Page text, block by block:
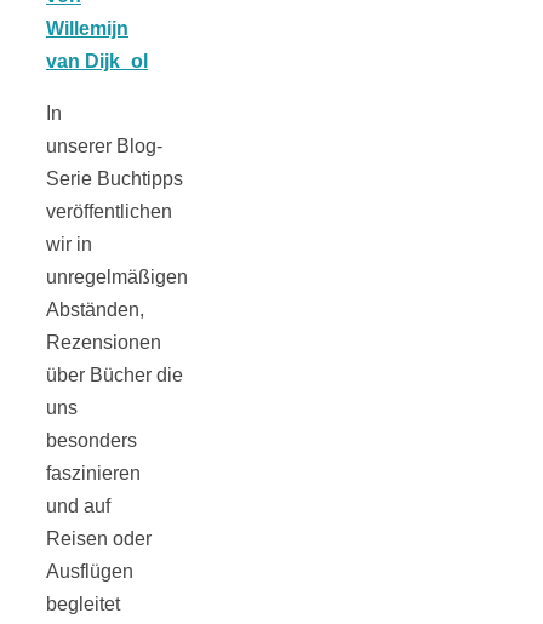
In
unserer Blog-
Serie Buchtipps
veröffentlichen
wir in
unregelmäßigen
Abständen,
Rezensionen
über Bücher die
uns
besonders
faszinieren
und auf
Reisen oder
Ausflügen
begleitet